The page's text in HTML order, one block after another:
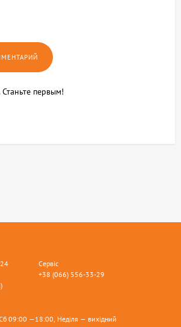
первым!
Сервіс
+38 (066) 556-33-29
09:00 —18:00, Неділя — вихідний